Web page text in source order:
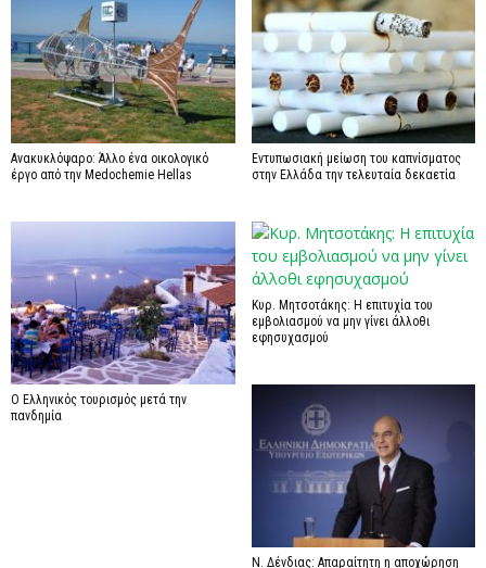
Ανακυκλόψαρο: Άλλο ένα οικολογικό
έργο από την Medochemie Hellas
Εντυπωσιακή μείωση του καπνίσματος
στην Ελλάδα την τελευταία δεκαετία
Ο Ελληνικός τουρισμός μετά την
πανδημία
Κυρ. Μητσοτάκης: Η επιτυχία του
εμβολιασμού να μην γίνει άλλοθι
εφησυχασμού
Ν. Δένδιας: Απαραίτητη η αποχώρηση